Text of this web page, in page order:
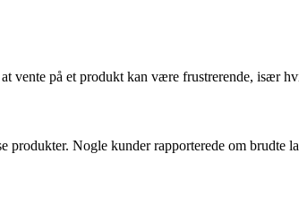
på et produkt kan være frustrerende, især
Nogle kunder rapporterede om brudte